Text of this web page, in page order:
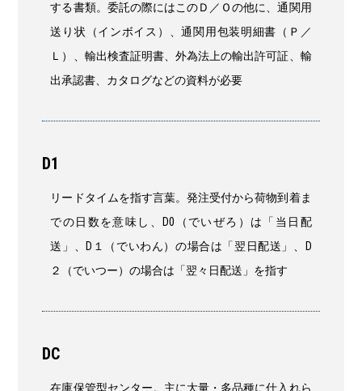
する書類。委託の際にはこのＤ／Ｏの他に、通関用
送り状（インボイス）、通関用包装明細書（Ｐ／
Ｌ）、輸出検査証明書、外為法上の輸出許可証、輸
出承認書、カタログなどの資料が必要
D1
リードタイムを指す言葉。発注受付から荷物到着ま
での日数を意味し、D0（でいぜろ）は「当日配
送」、D１（でいわん）の場合は「翌日配送」、D
２（でいつー）の場合は「翌々日配送」を指す
DC
在庫保管型センター。主に大量・多品種に仕入れら